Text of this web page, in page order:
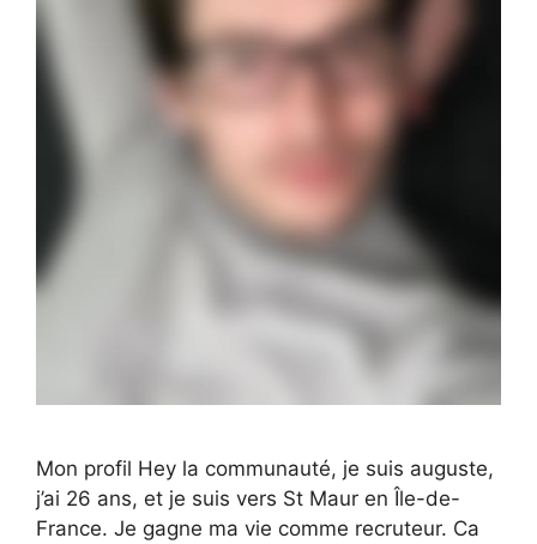
Mon profil Hey la communauté, je suis auguste,
j’ai 26 ans, et je suis vers St Maur en Île-de-
France. Je gagne ma vie comme recruteur. Ca